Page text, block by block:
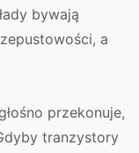
bywają
a
przekonuje,
tranzystory